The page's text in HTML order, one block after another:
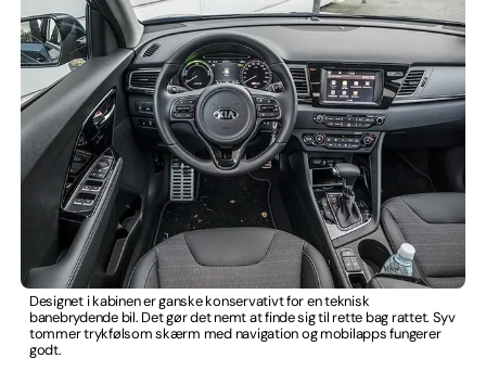
Designet i kabinen er ganske konservativt for en teknisk
banebrydende bil. Det gør det nemt at finde sig til rette bag rattet. Syv
tommer trykfølsom skærm med navigation og mobilapps fungerer
godt.